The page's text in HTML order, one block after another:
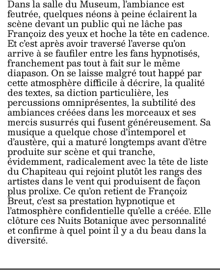
Dans la salle du Museum, l’ambiance est
feutrée, quelques néons à peine éclairent la
scène devant un public qui ne lâche pas
Françoiz des yeux et hoche la tête en cadence.
Et c’est après avoir traversé l’averse qu’on
arrive à se faufiler entre les fans hypnotisés,
franchement pas tout à fait sur le même
diapason. On se laisse malgré tout happé par
cette atmosphère difficile à décrire, la qualité
des textes, sa diction particulière, les
percussions omniprésentes, la subtilité des
ambiances créées dans les morceaux et ses
mercis susurrés qui fusent généreusement. Sa
musique a quelque chose d’intemporel et
d’austère, qui a maturé longtemps avant d’être
produite sur scène et qui tranche,
évidemment, radicalement avec la tête de liste
du Chapiteau qui rejoint plutôt les rangs des
artistes dans le vent qui produisent de façon
plus prolixe. Ce qu’on retient de Françoiz
Breut, c’est sa prestation hypnotique et
l’atmosphère confidentielle qu’elle a créée. Elle
clôture ces Nuits Botanique avec personnalité
et confirme à quel point il y a du beau dans la
diversité.